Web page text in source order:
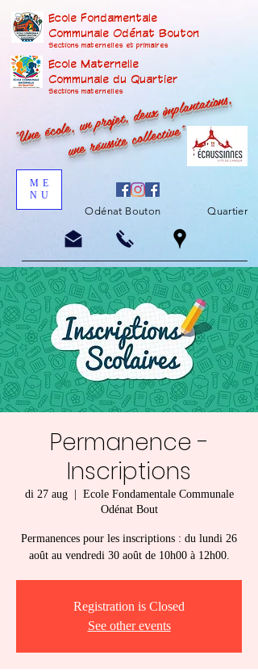
Ecole Fondamentale
Communale Odénat Bouton
Sections maternelles et primaires
Ecole Maternelle
Communale du Quartier
Sections maternelles
"Une école, un projet, deux implantations,
une réussite collective"
ME
NU
Odénat Bouton Quartier
Permanence -
Inscriptions
di 27 aug
  |
Ecole Fondamentale Communale
Odénat Bout
Permanences pour les inscriptions : du lundi 26
août au vendredi 30 août de 10h00 à 12h00.
Registration is Closed
See other events